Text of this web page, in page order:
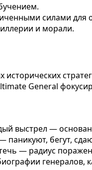
силами для
и морали.
General
выстрел —
паникуют, бегут,
— радиус
генералов,